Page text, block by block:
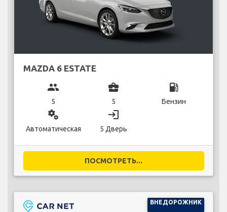
MAZDA 6 ESTATE
group
5
business_center
5
local_gas_station
Бензин
miscellaneous_services
Автоматическая
login
5 Дверь
ПОСМОТРЕТЬ...
ВНЕДОРОЖНИК